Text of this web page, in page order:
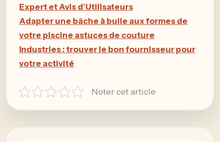
Expert et Avis d’Utilisateurs
Adapter une bâche à bulle aux formes de
votre piscine astuces de couture
Industries : trouver le bon fournisseur pour
votre activité
Noter cet article